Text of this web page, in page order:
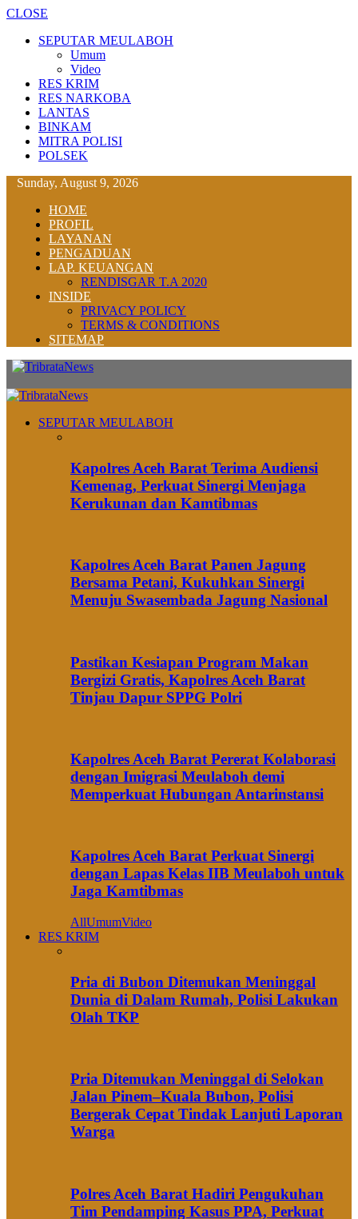
CLOSE
SEPUTAR MEULABOH
Umum
Video
RES KRIM
RES NARKOBA
LANTAS
BINKAM
MITRA POLISI
POLSEK
Sunday, August 9, 2026
HOME
PROFIL
LAYANAN
PENGADUAN
LAP. KEUANGAN
RENDISGAR T.A 2020
INSIDE
PRIVACY POLICY
TERMS & CONDITIONS
SITEMAP
SEPUTAR MEULABOH
Kapolres Aceh Barat Terima Audiensi
Kemenag, Perkuat Sinergi Menjaga
Kerukunan dan Kamtibmas
Kapolres Aceh Barat Panen Jagung
Bersama Petani, Kukuhkan Sinergi
Menuju Swasembada Jagung Nasional
Pastikan Kesiapan Program Makan
Bergizi Gratis, Kapolres Aceh Barat
Tinjau Dapur SPPG Polri
Kapolres Aceh Barat Pererat Kolaborasi
dengan Imigrasi Meulaboh demi
Memperkuat Hubungan Antarinstansi
Kapolres Aceh Barat Perkuat Sinergi
dengan Lapas Kelas IIB Meulaboh untuk
Jaga Kamtibmas
AllUmumVideo
RES KRIM
Pria di Bubon Ditemukan Meninggal
Dunia di Dalam Rumah, Polisi Lakukan
Olah TKP
Pria Ditemukan Meninggal di Selokan
Jalan Pinem–Kuala Bubon, Polisi
Bergerak Cepat Tindak Lanjuti Laporan
Warga
Polres Aceh Barat Hadiri Pengukuhan
Tim Pendamping Kasus PPA, Perkuat